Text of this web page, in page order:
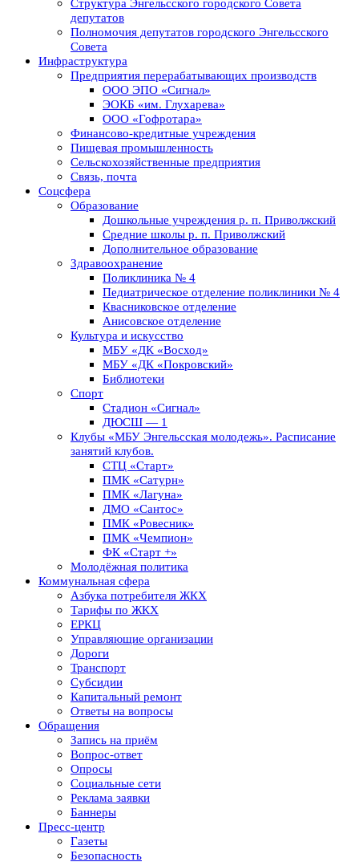
Структура Энгельсского городского Совета
депутатов
Полномочия депутатов городского Энгельсского
Совета
Инфраструктура
Предприятия перерабатывающих производств
ООО ЭПО «Сигнал»
ЭОКБ «им. Глухарева»
ООО «Гофротара»
Финансово-кредитные учреждения
Пищевая промышленность
Сельскохозяйственные предприятия
Связь, почта
Соцсфера
Образование
Дошкольные учреждения р. п. Приволжский
Средние школы р. п. Приволжский
Дополнительное образование
Здравоохранение
Поликлиника № 4
Педиатрическое отделение поликлиники № 4
Квасниковское отделение
Анисовское отделение
Культура и искусство
МБУ «ДК «Восход»
МБУ «ДК «Покровский»
Библиотеки
Спорт
Стадион «Сигнал»
ДЮСШ — 1
Клубы «МБУ Энгельсская молодежь». Расписание
занятий клубов.
СТЦ «Старт»
ПМК «Сатурн»
ПМК «Лагуна»
ДМО «Сантос»
ПМК «Ровесник»
ПМК «Чемпион»
ФК «Старт +»
Молодёжная политика
Коммунальная сфера
Азбука потребителя ЖКХ
Тарифы по ЖКХ
ЕРКЦ
Управляющие организации
Дороги
Транспорт
Субсидии
Капитальный ремонт
Ответы на вопросы
Обращения
Запись на приём
Вопрос-ответ
Опросы
Социальные сети
Реклама заявки
Баннеры
Пресс-центр
Газеты
Безопасность